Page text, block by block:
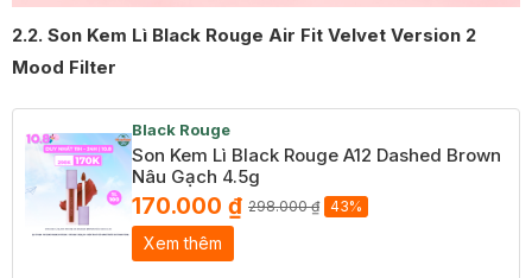
2.2. Son Kem Lì Black Rouge Air Fit Velvet Version 2
Mood Filter
Black Rouge
Son Kem Lì Black Rouge A12 Dashed Brown
Nâu Gạch 4.5g
170.000 ₫ 298.000 ₫ 43%
Xem thêm